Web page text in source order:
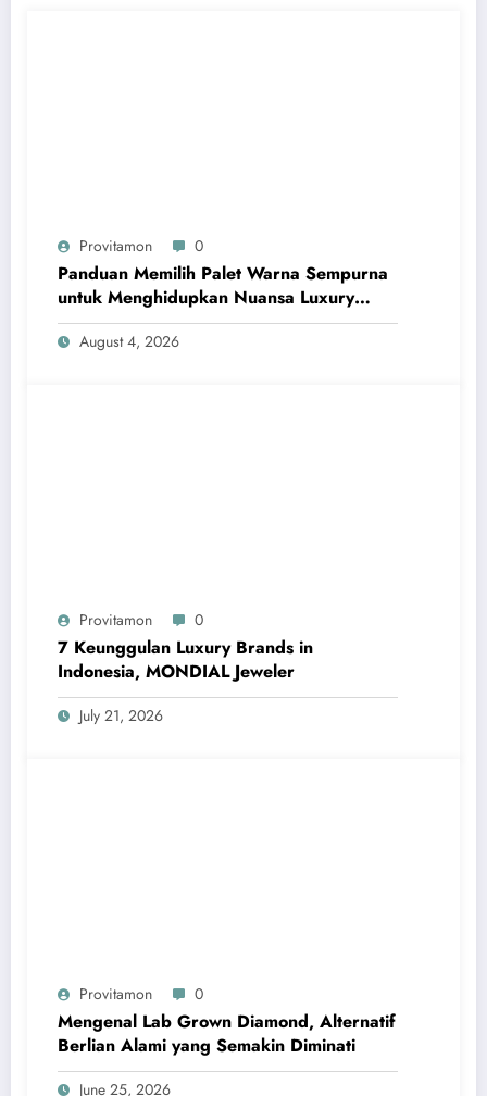
Provitamon 0
Panduan Memilih Palet Warna Sempurna
untuk Menghidupkan Nuansa Luxury
Bathrooms
August 4, 2026
Provitamon 0
7 Keunggulan Luxury Brands in
Indonesia, MONDIAL Jeweler
July 21, 2026
Provitamon 0
Mengenal Lab Grown Diamond, Alternatif
Berlian Alami yang Semakin Diminati
June 25, 2026